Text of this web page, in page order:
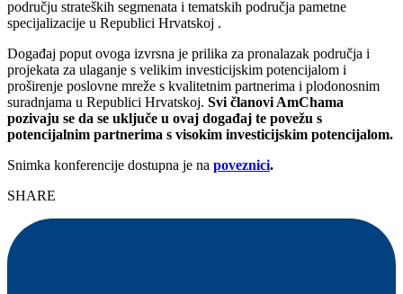
području strateških segmenata i tematskih područja pametne
specijalizacije u Republici Hrvatskoj .
Događaj poput ovoga izvrsna je prilika za pronalazak područja i
projekata za ulaganje s velikim investicijskim potencijalom i
proširenje poslovne mreže s kvalitetnim partnerima i plodonosnim
suradnjama u Republici Hrvatskoj. Svi članovi AmChama
pozivaju se da se uključe u ovaj događaj te povežu s
potencijalnim partnerima s visokim investicijskim potencijalom.
Snimka konferencije dostupna je na poveznici.
SHARE